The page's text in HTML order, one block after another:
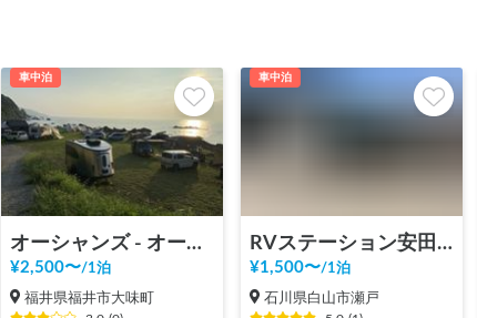
車中泊
オーシャンズ - オートキャンプ & ＲＶパーク
¥2,500〜/1泊
福井県福井市大味町
車中泊
RVステーション安田自動車
¥1,500〜/1泊
石川県白山市瀬戸